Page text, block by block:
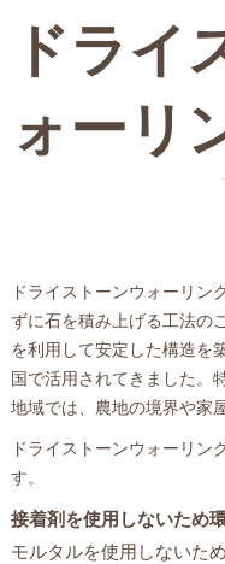
ドライ
ォーリ
ドライストーンウォーリン
ずに石を積み上げる工法の
を利用して安定した構造を
国で活用されてきました。
地域では、農地の境界や家
ドライストーンウォーリン
す。
接着剤を使用しないため
モルタルを使用しないた